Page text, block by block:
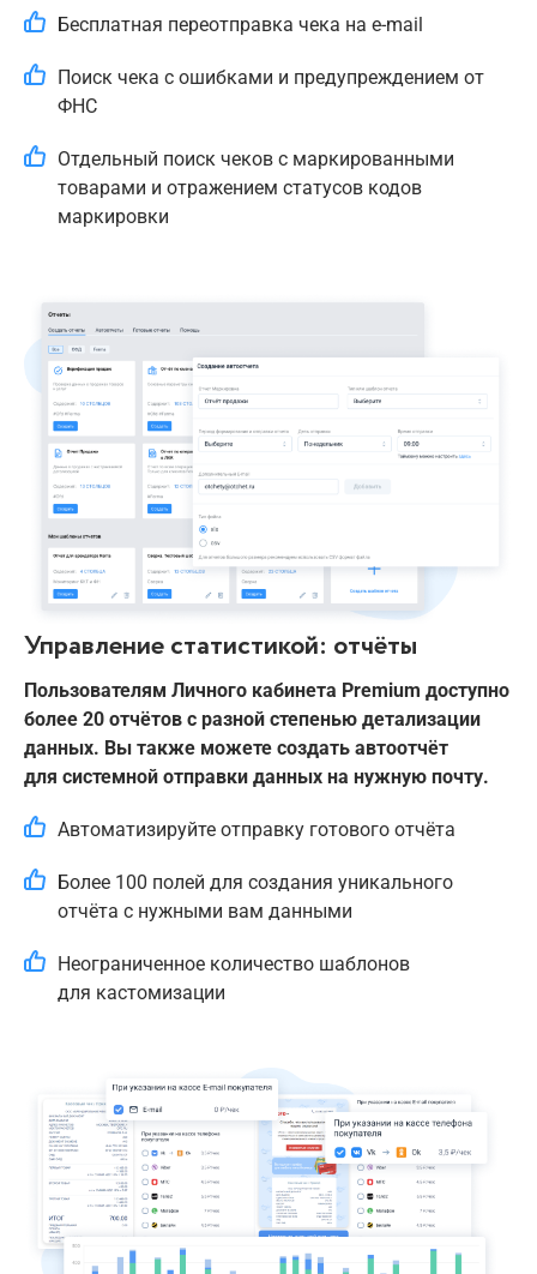
Бесплатная переотправка чека на e-mail
Поиск чека с ошибками и предупреждением от
ФНС
Отдельный поиск чеков с маркированными
товарами и отражением статусов кодов
маркировки
Управление статистикой: отчёты
Пользователям Личного кабинета Premium доступно
более 20 отчётов с разной степенью детализации
данных. Вы также можете создать автоотчёт
для системной отправки данных на нужную почту.
Автоматизируйте отправку готового отчёта
Более 100 полей для создания уникального
отчёта с нужными вам данными
Неограниченное количество шаблонов
для кастомизации